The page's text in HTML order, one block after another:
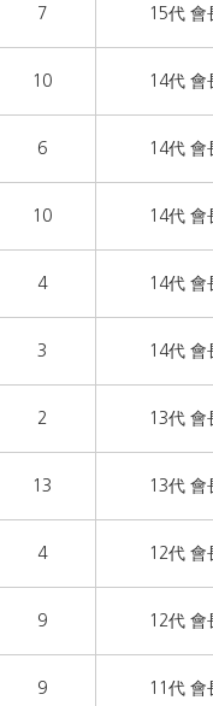
7 15代 會
10 14代 會
6 14代 會
10 14代 會
4 14代 會
3 14代 會
2 13代 會
13 13代 會
4 12代 會
9 12代 會
9 11代 會